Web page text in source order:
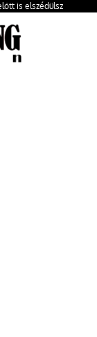
is elszédülsz